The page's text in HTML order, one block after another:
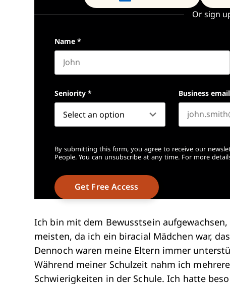
Or sign
Name *
Seniority * Business email
By submitting this form, you agree to receive our
People. You can unsubscribe at any time. For more
Ich bin mit dem Bewusstsein
meisten, da ich ein biracial Mädchen war,
Dennoch waren meine Eltern immer
Während meiner Schulzeit nahm ich
Schwierigkeiten in der Schule. Ich hatte